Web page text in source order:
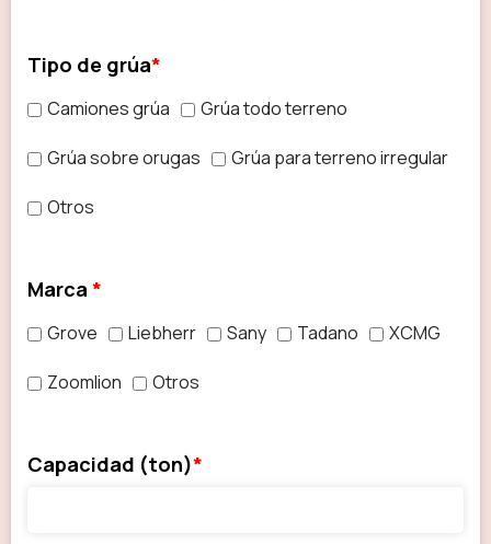
Tipo de grúa*
Camiones grúa Grúa todo terreno
Grúa sobre orugas Grúa para terreno irregular
Otros
Marca *
Grove Liebherr Sany Tadano XCMG
Zoomlion Otros
Capacidad (ton)*